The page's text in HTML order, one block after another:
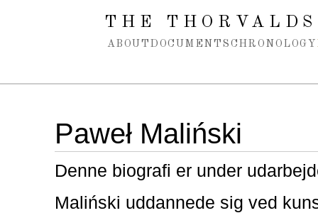
Spring navigation over
THE
ABOUT DOCUMENTS CHRONOLOGY
Paweł Maliński
Denne biografi er under
Maliński uddannede sig ved